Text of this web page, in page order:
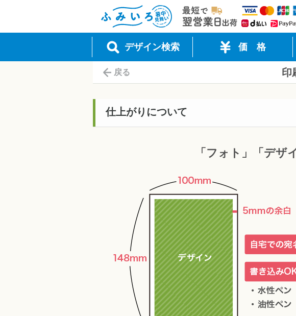
ふみいろ年賀状（暑中見舞い）
最短で翌営業日出荷クレジット（
デザイン検索 価 格
印
戻る
仕上がりについて
「フォト」「デザ